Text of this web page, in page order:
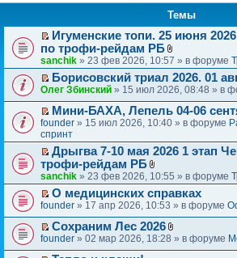
Темы
П
е
р
е
й
т
и
к
п
е
р
в
о
м
у
н
е
п
р
Игуменские топи. 25 июня
по трофи-рейдам РБ
В
л
о
ж
е
н
и
sanchik » 23 фев 2026, 10:57 » в форуме
П
е
р
е
й
т
и
к
п
е
р
в
о
м
Борисовский триал 2026. 01
Олег Збинский » 15 июл 2026, 08:48 » в
П
е
р
е
й
т
и
к
п
е
р
в
Мини-БАХА, Лепель 04-06
founder » 15 июл 2026, 10:40 » в форуме
спринт
П
е
р
е
й
т
и
к
п
Дрыгва 7-10 мая 2026 1 этап
трофи-рейдам РБ
В
л
о
ж
е
н
и
я
sanchik » 23 фев 2026, 10:55 » в форуме
П
е
р
е
й
О медицинских справках
founder » 17 апр 2026, 10:53 » в форуме
П
е
Сохраним Лес 2026
В
л
founder » 02 мар 2026, 18:28 » в форуме